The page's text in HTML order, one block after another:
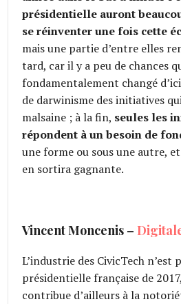
présidentielle auront
se réinventer une fois cette
mais une partie d’entre elles
tard, car il y a peu de chances
fondamentalement changé
de darwinisme des initiatives
malsaine ; à la fin, seules les
répondent à un besoin de
une forme ou sous une autre,
en sortira gagnante.
Vincent Moncenis –
L’industrie des CivicTech n’est
présidentielle française de
contribue d’ailleurs à la